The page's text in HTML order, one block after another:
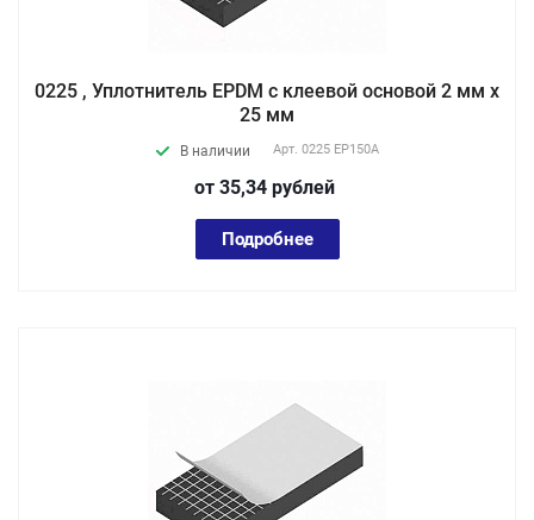
0225 , Уплотнитель EPDM с клеевой основой 2 мм х
25 мм
В наличии Арт. 0225 EP150А
от 35,34 рублей
Подробнее